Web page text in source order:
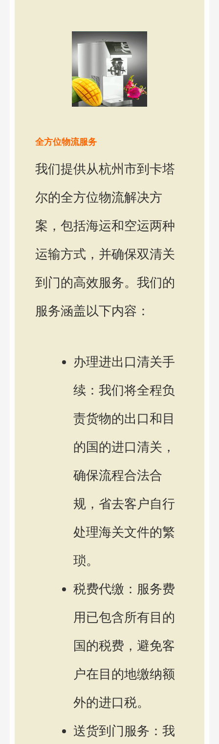
全方位物流服务
我们提供从杭州市到卡塔
尔的全方位物流解决方
案，包括海运和空运两种
运输方式，并确保双清关
到门的高效服务。我们的
服务涵盖以下内容：
办理进出口清关手
续：我们将全程负
责货物的出口和目
的国的进口清关，
确保流程合法合
规，省去客户自行
处理海关文件的繁
琐。
税费代缴：服务费
用已包含所有目的
国的税费，避免客
户在目的地缴纳额
外的进口税。
送货到门服务：我